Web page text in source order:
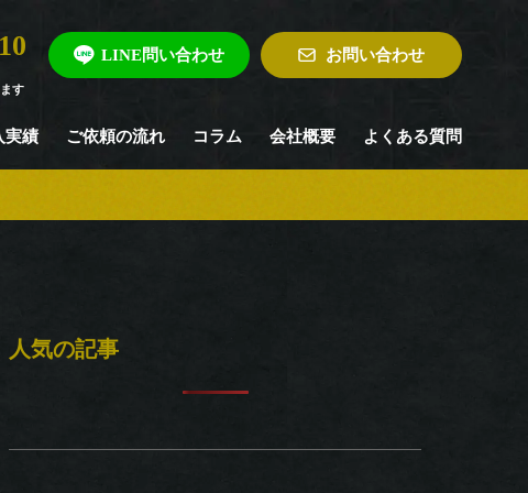
実績 ご依頼の流れ コラム 会社概要 よくある質問
す
LINE問い合わせ お問い合わせ
人気の記事